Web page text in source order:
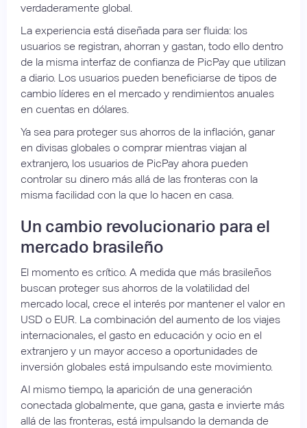
verdaderamente global.
La experiencia está diseñada para ser fluida: los
usuarios se registran, ahorran y gastan, todo ello dentro
de la misma interfaz de confianza de PicPay que utilizan
a diario. Los usuarios pueden beneficiarse de tipos de
cambio líderes en el mercado y rendimientos anuales
en cuentas en dólares.
Ya sea para proteger sus ahorros de la inflación, ganar
en divisas globales o comprar mientras viajan al
extranjero, los usuarios de PicPay ahora pueden
controlar su dinero más allá de las fronteras con la
misma facilidad con la que lo hacen en casa.
Un cambio revolucionario para el
mercado brasileño
El momento es crítico. A medida que más brasileños
buscan proteger sus ahorros de la volatilidad del
mercado local, crece el interés por mantener el valor en
USD o EUR. La combinación del aumento de los viajes
internacionales, el gasto en educación y ocio en el
extranjero y un mayor acceso a oportunidades de
inversión globales está impulsando este movimiento.
Al mismo tiempo, la aparición de una generación
conectada globalmente, que gana, gasta e invierte más
allá de las fronteras, está impulsando la demanda de